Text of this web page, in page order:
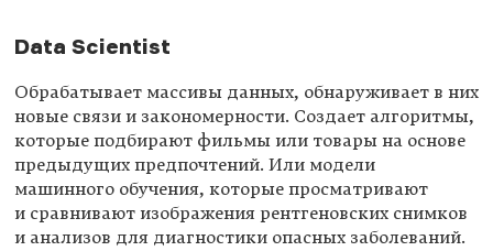
Data Scientist
Обрабатывает массивы данных, обнаруживает в них
новые связи и закономерности. Создает алгоритмы,
которые подбирают фильмы или товары на основе
предыдущих предпочтений. Или модели
машинного обучения, которые просматривают
и сравнивают изображения рентгеновских снимков
и анализов для диагностики опасных заболеваний.